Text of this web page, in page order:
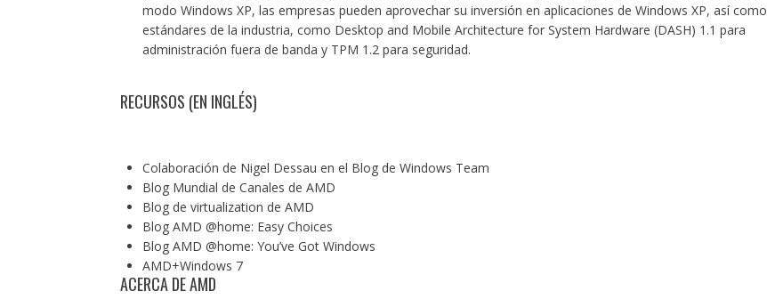
modo Windows XP, las empresas pueden aprovechar su inversión en aplicaciones de Windows XP, así como
estándares de la industria, como Desktop and Mobile Architecture for System Hardware (DASH) 1.1 para
administración fuera de banda y TPM 1.2 para seguridad.
RECURSOS (EN INGLÉS)
Colaboración de Nigel Dessau en el Blog de Windows Team
Blog Mundial de Canales de AMD
Blog de virtualization de AMD
Blog AMD @home: Easy Choices
Blog AMD @home: You’ve Got Windows
AMD+Windows 7
ACERCA DE AMD